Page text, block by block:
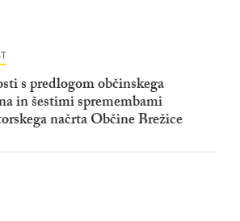
s predlogom občinskega
in šestimi spremembami
načrta Občine Brežice